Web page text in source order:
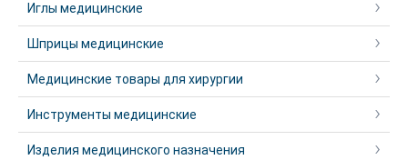
Иглы медицинские
Шприцы медицинские
Медицинские товары для хирургии
Инструменты медицинские
Изделия медицинского назначения